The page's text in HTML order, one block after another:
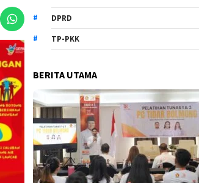
DPRD
TP-PKK
BERITA UTAMA